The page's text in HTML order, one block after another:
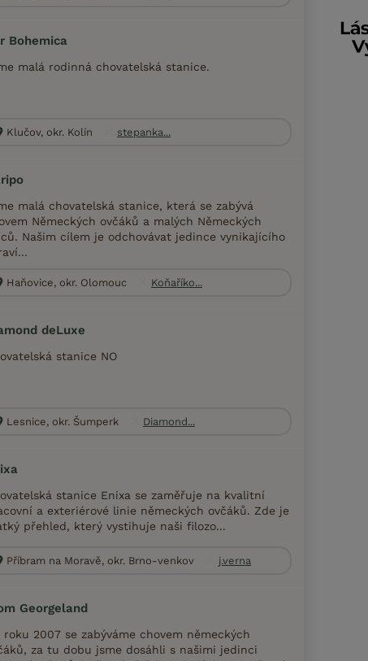
Bohemica
malá rodinná chovatelská stanice.
Klučov, okr. Kolín stepanka...
malá chovatelská stanice, která se zabývá
Německých ovčáků a malých Německých
Našim cílem je odchovávat jedince vynikajícího
Haňovice, okr. Olomouc Koňaříko...
deLuxe
stanice NO
Lesnice, okr. Šumperk Diamond...
stanice Enixa se zaměřuje na kvalitní
a exteriérové linie německých ovčáků. Zde je
přehled, který vystihuje naši filozo...
Příbram na Moravě, okr. Brno-venkov j.verna
Georgeland
roku 2007 se zabýváme chovem německých
za tu dobu jsme dosáhli s našimi jedinci